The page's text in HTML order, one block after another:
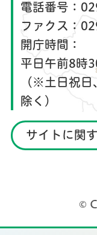
電話番号：
ファクス：
開庁時間：
平日午前8時
（※土日祝日
除く）
サイトに関
©